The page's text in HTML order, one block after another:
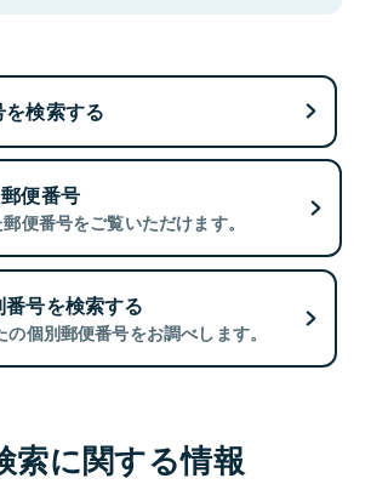
検索する
便番号
便番号をご覧いただけます。
号を検索する
個別郵便番号をお調べします。
索に関する情報